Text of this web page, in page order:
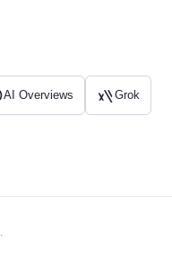
AI Overviews Grok